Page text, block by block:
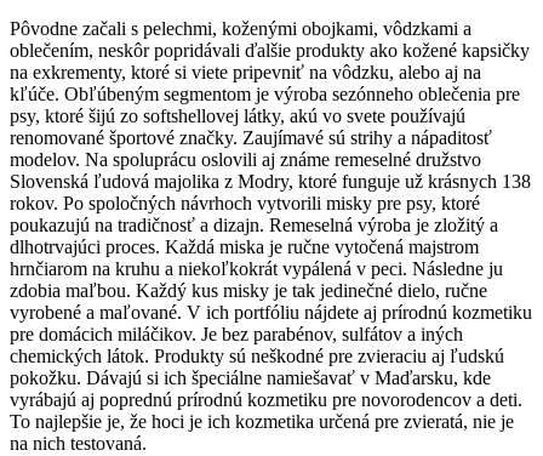
Pôvodne začali s pelechmi, koženými obojkami, vôdzkami a
oblečením, neskôr popridávali ďalšie produkty ako kožené kapsičky
na exkrementy, ktoré si viete pripevniť na vôdzku, alebo aj na
kľúče. Obľúbeným segmentom je výroba sezónneho oblečenia pre
psy, ktoré šijú zo softshellovej látky, akú vo svete používajú
renomované športové značky. Zaujímavé sú strihy a nápaditosť
modelov. Na spoluprácu oslovili aj známe remeselné družstvo
Slovenská ľudová majolika z Modry, ktoré funguje už krásnych 138
rokov. Po spoločných návrhoch vytvorili misky pre psy, ktoré
poukazujú na tradičnosť a dizajn. Remeselná výroba je zložitý a
dlhotrvajúci proces. Každá miska je ručne vytočená majstrom
hrnčiarom na kruhu a niekoľkokrát vypálená v peci. Následne ju
zdobia maľbou. Každý kus misky je tak jedinečné dielo, ručne
vyrobené a maľované. V ich portfóliu nájdete aj prírodnú kozmetiku
pre domácich miláčikov. Je bez parabénov, sulfátov a iných
chemických látok. Produkty sú neškodné pre zvieraciu aj ľudskú
pokožku. Dávajú si ich špeciálne namiešavať v Maďarsku, kde
vyrábajú aj poprednú prírodnú kozmetiku pre novorodencov a deti.
To najlepšie je, že hoci je ich kozmetika určená pre zvieratá, nie je
na nich testovaná.